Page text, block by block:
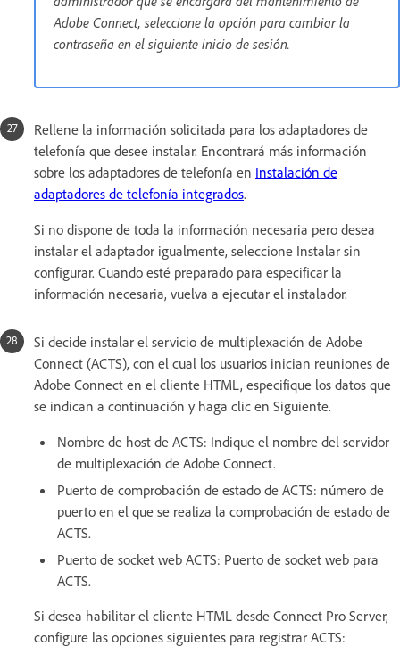
Adobe Connect, seleccione la opción para cambiar la
contraseña en el siguiente inicio de sesión.
Rellene la información solicitada para los adaptadores de
telefonía que desee instalar. Encontrará más información
sobre los adaptadores de telefonía en Instalación de
adaptadores de telefonía integrados.
Si no dispone de toda la información necesaria pero desea
instalar el adaptador igualmente, seleccione Instalar sin
configurar. Cuando esté preparado para especificar la
información necesaria, vuelva a ejecutar el instalador.
Si decide instalar el servicio de multiplexación de Adobe
Connect (ACTS), con el cual los usuarios inician reuniones de
Adobe Connect en el cliente HTML, especifique los datos que
se indican a continuación y haga clic en Siguiente.
Nombre de host de ACTS: Indique el nombre del servidor
de multiplexación de Adobe Connect.
Puerto de comprobación de estado de ACTS: número de
puerto en el que se realiza la comprobación de estado de
ACTS.
Puerto de socket web ACTS: Puerto de socket web para
ACTS.
Si desea habilitar el cliente HTML desde Connect Pro Server,
configure las opciones siguientes para registrar ACTS: